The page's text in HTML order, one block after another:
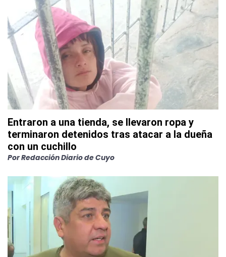
Entraron a una tienda, se llevaron ropa y
terminaron detenidos tras atacar a la dueña
con un cuchillo
PorRedacción Diario de Cuyo